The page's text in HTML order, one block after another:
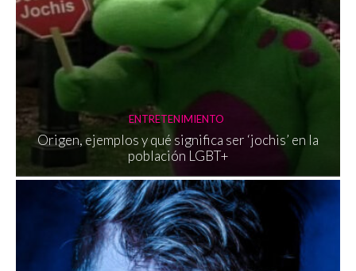
ENTRETENIMIENTO
Origen, ejemplos y qué significa ser ‘jochis’ en la
población LGBT+